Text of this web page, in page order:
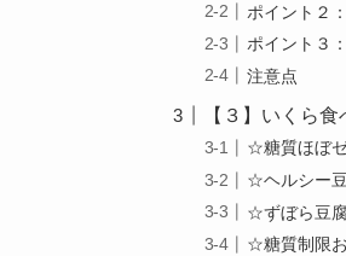
ポイント２
ポイント３
注意点
【３】いくら
☆糖質ほぼ
☆ヘルシー
☆ずぼら豆
☆糖質制限